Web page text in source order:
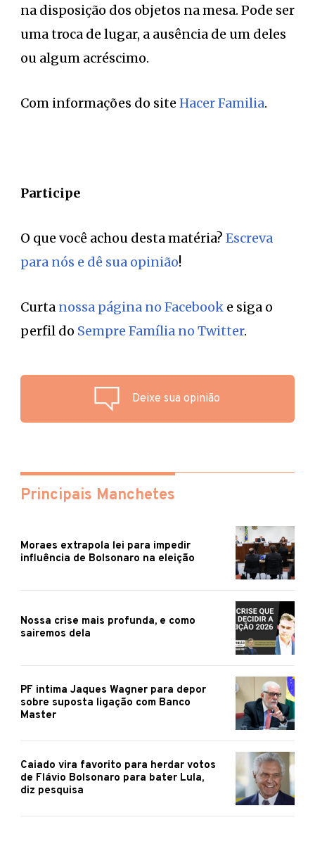
na disposição dos objetos na mesa. Pode ser
uma troca de lugar, a ausência de um deles
ou algum acréscimo.
Com informações do site Hacer Familia.
Participe
O que você achou desta matéria? Escreva
para nós e dê sua opinião!
Curta nossa página no Facebook e siga o
perfil do Sempre Família no Twitter.
Deixe sua opinião
Principais Manchetes
Moraes extrapola lei para impedir
influência de Bolsonaro na eleição
Nossa crise mais profunda, e como
sairemos dela
PF intima Jaques Wagner para depor
sobre suposta ligação com Banco
Master
Caiado vira favorito para herdar votos
de Flávio Bolsonaro para bater Lula,
diz pesquisa